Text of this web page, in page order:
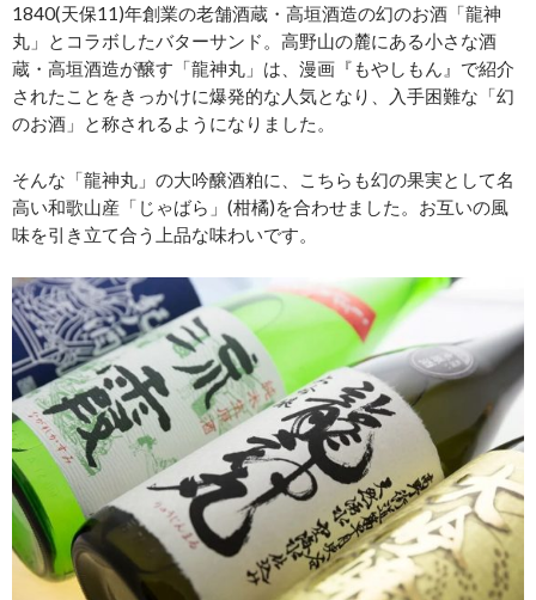
1840(天保11)年創業の老舗酒蔵・高垣酒造の幻のお酒「龍神
丸」とコラボしたバターサンド。高野山の麓にある小さな酒
蔵・高垣酒造が醸す「龍神丸」は、漫画『もやしもん』で紹介
されたことをきっかけに爆発的な人気となり、入手困難な「幻
のお酒」と称されるようになりました。
そんな「龍神丸」の大吟醸酒粕に、こちらも幻の果実として名
高い和歌山産「じゃばら」(柑橘)を合わせました。お互いの風
味を引き立て合う上品な味わいです。